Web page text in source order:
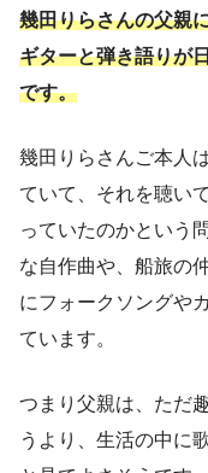
幾田りらさんの父親
ギターと弾き語りが
です。
幾田りらさんご本人
ていて、それを聴い
っていたのかという
な自作曲や、船旅の
にフォークソングや
ています。
つまり父親は、ただ
うより、生活の中に